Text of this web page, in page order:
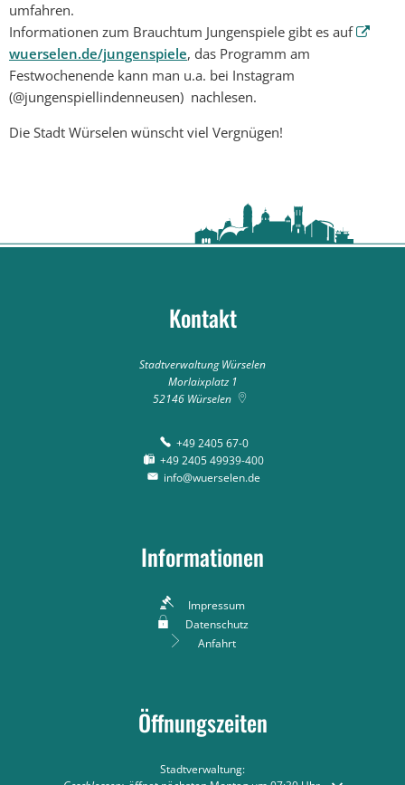
umfahren.
Informationen zum Brauchtum Jungenspiele gibt es auf
wuerselen.de/jungenspiele, das Programm am
Festwochenende kann man u.a. bei Instagram
(@jungenspiellindenneusen) nachlesen.
Die Stadt Würselen wünscht viel Vergnügen!
Kontakt
Stadtverwaltung Würselen
Morlaixplatz 1
52146 Würselen
+49 2405 67-0
+49 2405 49939-400
info@wuerselen.de
Informationen
Impressum
Datenschutz
Anfahrt
Öffnungszeiten
Stadtverwaltung: